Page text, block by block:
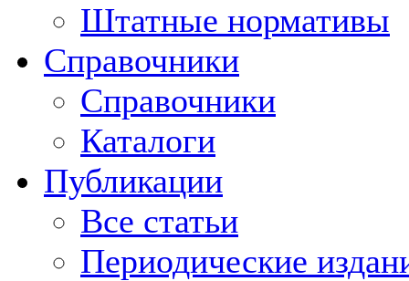
Штатные нормативы
Справочники
Справочники
Каталоги
Публикации
Все статьи
Периодические